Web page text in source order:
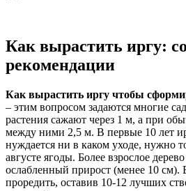
Как вырастить иргу:
рекомендации
Как вырастить иргу чтобы
– этим вопросом задаются многие
растения сажают через 1 м, а при
между ними 2,5 м. В первые 10 лет
нуждается ни в каком уходе, нужно
августе ягоды. Более взрослое
ослабленный прирост (менее 10 см).
проредить, оставив 10-12 лучших